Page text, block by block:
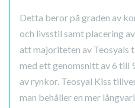
Detta beror på graden av
och livsstil samt placering
att majoriteten av
med ett genomsnitt av 6 till
av rynkor. Teosyal Kiss
man behåller en mer